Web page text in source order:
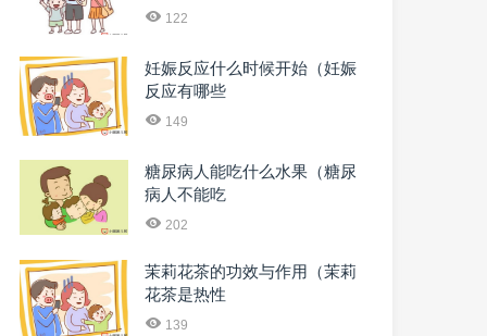
122
妊娠反应什么时候开始（妊娠
反应有哪些
149
糖尿病人能吃什么水果（糖尿
病人不能吃
202
茉莉花茶的功效与作用（茉莉
花茶是热性
139